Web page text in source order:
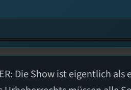
Die Show ist eigentlich